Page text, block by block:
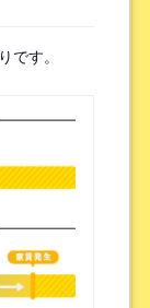
選び下さい。
）
ど）
です。